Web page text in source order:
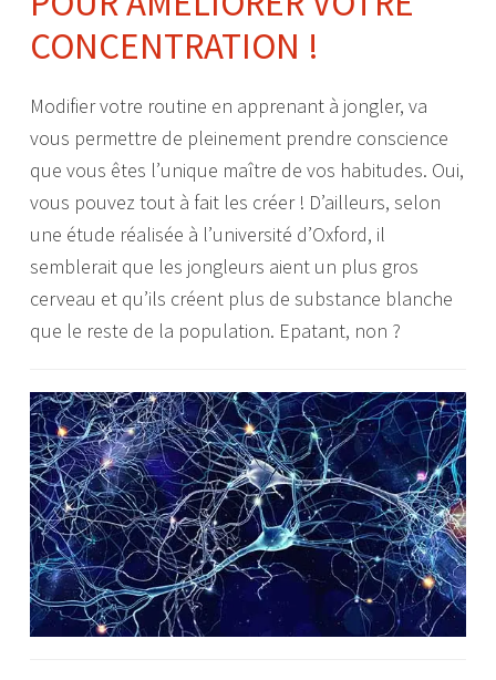
CONCENTRATION !
Modifier votre routine en apprenant à jongler, va
vous permettre de pleinement prendre conscience
que vous êtes l’unique maître de vos habitudes. Oui,
vous pouvez tout à fait les créer ! D’ailleurs, selon
une étude réalisée à l’université d’Oxford, il
semblerait que les jongleurs aient un plus gros
cerveau et qu’ils créent plus de substance blanche
que le reste de la population. Epatant, non ?